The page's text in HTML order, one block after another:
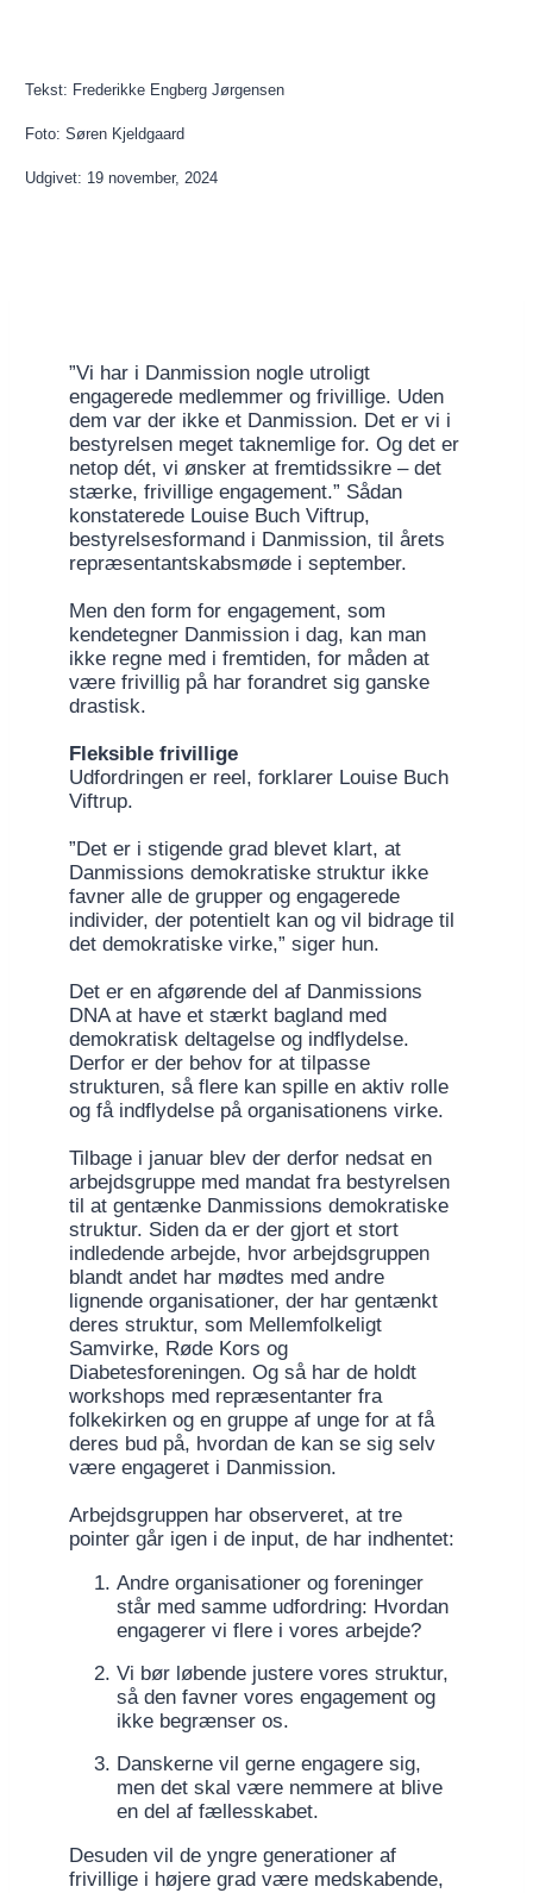
Tekst: Frederikke Engberg Jørgensen
Foto: Søren Kjeldgaard
Udgivet: 19 november, 2024
”Vi har i Danmission nogle utroligt
engagerede medlemmer og frivillige. Uden
dem var der ikke et Danmission. Det er vi i
bestyrelsen meget taknemlige for. Og det er
netop dét, vi ønsker at fremtidssikre – det
stærke, frivillige engagement.” Sådan
konstaterede Louise Buch Viftrup,
bestyrelsesformand i Danmission, til årets
repræsentantskabsmøde i september.
Men den form for engagement, som
kendetegner Danmission i dag, kan man
ikke regne med i fremtiden, for måden at
være frivillig på har forandret sig ganske
drastisk.
Fleksible frivillige
Udfordringen er reel, forklarer Louise Buch
Viftrup.
”Det er i stigende grad blevet klart, at
Danmissions demokratiske struktur ikke
favner alle de grupper og engagerede
individer, der potentielt kan og vil bidrage til
det demokratiske virke,” siger hun.
Det er en afgørende del af Danmissions
DNA at have et stærkt bagland med
demokratisk deltagelse og indflydelse.
Derfor er der behov for at tilpasse
strukturen, så flere kan spille en aktiv rolle
og få indflydelse på organisationens virke.
Tilbage i januar blev der derfor nedsat en
arbejdsgruppe med mandat fra bestyrelsen
til at gentænke Danmissions demokratiske
struktur. Siden da er der gjort et stort
indledende arbejde, hvor arbejdsgruppen
blandt andet har mødtes med andre
lignende organisationer, der har gentænkt
deres struktur, som Mellemfolkeligt
Samvirke, Røde Kors og
Diabetesforeningen. Og så har de holdt
workshops med repræsentanter fra
folkekirken og en gruppe af unge for at få
deres bud på, hvordan de kan se sig selv
være engageret i Danmission.
Arbejdsgruppen har observeret, at tre
pointer går igen i de input, de har indhentet:
Andre organisationer og foreninger
står med samme udfordring: Hvordan
engagerer vi flere i vores arbejde?
Vi bør løbende justere vores struktur,
så den favner vores engagement og
ikke begrænser os.
Danskerne vil gerne engagere sig,
men det skal være nemmere at blive
en del af fællesskabet.
Desuden vil de yngre generationer af
frivillige i højere grad være medskabende,